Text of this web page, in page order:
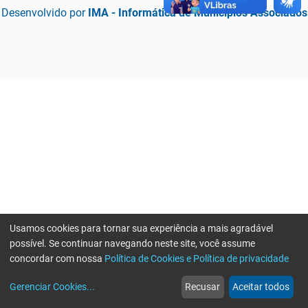
Desenvolvido por IMA - Informática de Municípios Associados
web
Notícias
more_horiz
Mais
Usamos cookies para tornar sua experiência a mais agradável
possível. Se continuar navegando neste site, você assume
concordar com nossa Política de Cookies e Política de privacidade
Gerenciar Cookies... Recusar Aceitar todos
Erro ao enviar informações, por favor tente novamente